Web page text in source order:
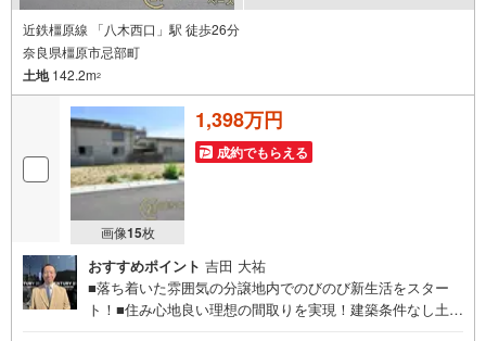
近鉄橿原線 「八木西口」駅 徒歩26分
奈良県橿原市忌部町
土地142.2m2
画像15枚
1,398万円
成約でもらえる
おすすめポイント 吉田 大祐
■落ち着いた雰囲気の分譲地内でのびのび新生活をスター
ト！■住み心地良い理想の間取りを実現！建築条件なし土地